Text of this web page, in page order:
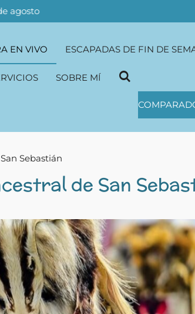
de agosto
EN VIVO ESCAPADAS DE FIN DE
SOBRE MÍ
Sebastián
de San